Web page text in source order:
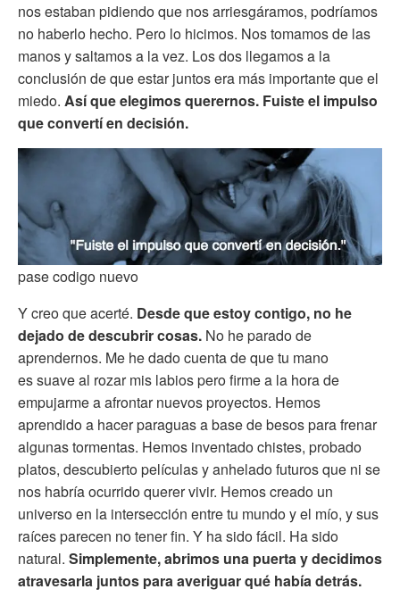
nos estaban pidiendo que nos arriesgáramos, podríamos
no haberlo hecho. Pero lo hicimos. Nos tomamos de las
manos y saltamos a la vez. Los dos llegamos a la
conclusión de que estar juntos era más importante que el
miedo. Así que elegimos querernos. Fuiste el impulso
que convertí en decisión.
pase codigo nuevo
Y creo que acerté. Desde que estoy contigo, no he
dejado de descubrir cosas. No he parado de
aprendernos. Me he dado cuenta de que tu mano
es suave al rozar mis labios pero firme a la hora de
empujarme a afrontar nuevos proyectos. Hemos
aprendido a hacer paraguas a base de besos para frenar
algunas tormentas. Hemos inventado chistes, probado
platos, descubierto películas y anhelado futuros que ni se
nos habría ocurrido querer vivir. Hemos creado un
universo en la intersección entre tu mundo y el mío, y sus
raíces parecen no tener fin. Y ha sido fácil. Ha sido
natural. Simplemente, abrimos una puerta y decidimos
atravesarla juntos para averiguar qué había detrás.